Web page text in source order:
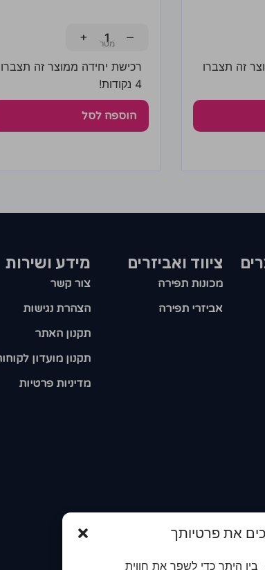
את פרטיותך
האתר משתמש בקבצי cookies בין היתר כדי לשפר את חווית
זה תצברו
−
+
רכישת יחידה ממוצר זה תצברו
4 נקודות!
הוספה לסל
ציווד ואביזרים
מכונות תפירה
אביזרי תפירה
מידע ושירות
צור קשר
הצהרת נגישות
תקנון האתר
תקנון מועדון
מדיניות פרטיות